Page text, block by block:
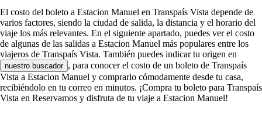
El costo del boleto a Estacion Manuel en Transpaís Vista depende de
varios factores, siendo la ciudad de salida, la distancia y el horario del
viaje los más relevantes. En el siguiente apartado, puedes ver el costo
de algunas de las salidas a Estacion Manuel más populares entre los
viajeros de Transpaís Vista. También puedes indicar tu origen en
nuestro buscador , para conocer el costo de un boleto de Transpaís
Vista a Estacion Manuel y comprarlo cómodamente desde tu casa,
recibiéndolo en tu correo en minutos. ¡Compra tu boleto para Transpaís
Vista en Reservamos y disfruta de tu viaje a Estacion Manuel!